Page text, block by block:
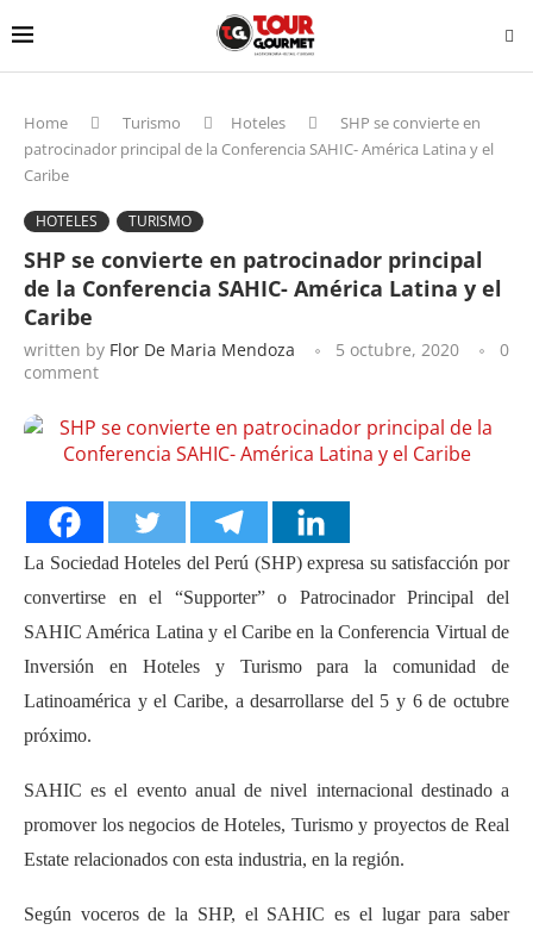
Home Turismo Hoteles
SHP se convierte en
patrocinador principal de la Conferencia SAHIC- América Latina y el
Caribe
HOTELES TURISMO
SHP se convierte en patrocinador principal
de la Conferencia SAHIC- América Latina y el
Caribe
written by Flor De Maria Mendoza 5 octubre, 2020
0
comment
La Sociedad Hoteles del Perú (SHP) expresa su satisfacción por
convertirse en el “Supporter” o Patrocinador Principal del
SAHIC América Latina y el Caribe en la Conferencia Virtual de
Inversión en Hoteles y Turismo para la comunidad de
Latinoamérica y el Caribe, a desarrollarse del 5 y 6 de octubre
próximo.
SAHIC es el evento anual de nivel internacional destinado a
promover los negocios de Hoteles, Turismo y proyectos de Real
Estate relacionados con esta industria, en la región.
Según voceros de la SHP, el SAHIC es el lugar para saber